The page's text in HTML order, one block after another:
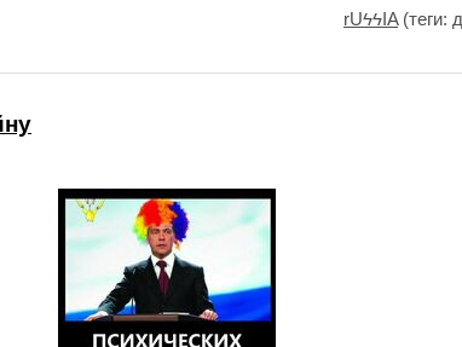
rUϟϟIA(теги: